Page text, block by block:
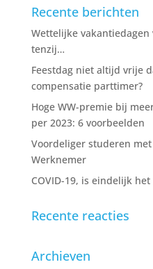
Recente berichten
Wettelijke
tenzij…
Feestdag niet altijd vrije
compensatie parttimer?
Hoge WW-premie bij
per 2023: 6 voorbeelden
Voordeliger studeren met
Werknemer
COVID-19, is eindelijk
Recente reacties
Archieven